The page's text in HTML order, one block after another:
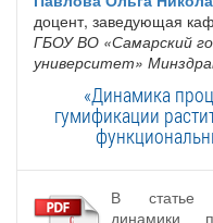
доцент, заведующая
ГБОУ ВО «Самарский
университет»
«Динамика
гумификации
В статье
динамики